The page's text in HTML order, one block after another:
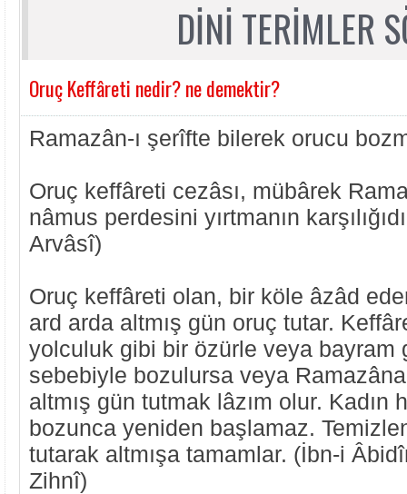
DİNİ TERİMLER
Oruç Keffâreti nedir? ne demektir?
Ramazân-ı şerîfte bilerek orucu
Oruç keffâreti cezâsı, mübârek
nâmus perdesini yırtmanın
Arvâsî)
Oruç keffâreti olan, bir köle âzâd
ard arda altmış gün oruç tutar.
yolculuk gibi bir özürle veya bayram
sebebiyle bozulursa veya
altmış gün tutmak lâzım olur. Kadın
bozunca yeniden başlamaz.
tutarak altmışa tamamlar. (İbn-i
Zihnî)